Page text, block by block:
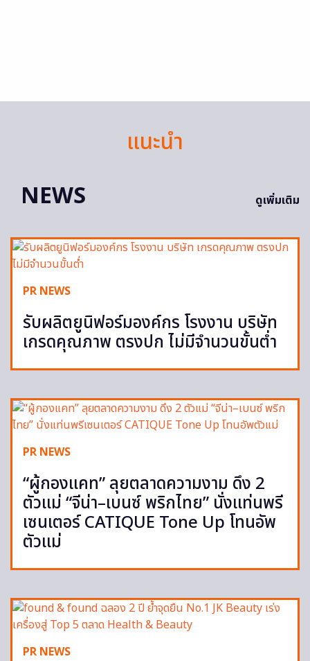
แนะนำ
NEWS
ดูเพิ่มเติม
PR NEWS
รับผลิตยูนิฟอร์มองค์กร โรงงาน บริษัท
เกรดคุณภาพ ตรงปก ไม่มีจำนวนขั้นต่ำ
PR NEWS
“ผู้กองแคท” ลุยตลาดความงาม ดึง 2
ตัวแม่ “จีน่า–เบนซ์ พริกไทย” นั่งแท่นพรี
เซนเตอร์ CATIQUE Tone Up โทนอัพ
ตัวแม่
PR NEWS